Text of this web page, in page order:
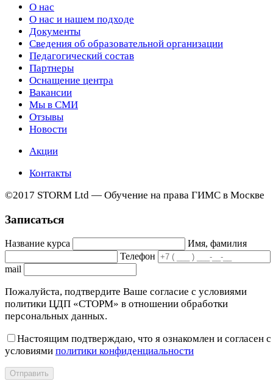
О нас
О нас и нашем подходе
Документы
Сведения об образовательной организации
Педагогический состав
Партнеры
Оснащение центра
Вакансии
Мы в СМИ
Отзывы
Новости
Акции
Контакты
©2017 STORM Ltd — Обучение на права ГИМС в Москве
Записаться
Название курса
Имя, фамилия
Телефон
mail
Пожалуйста, подтвердите Ваше согласие с условиями
политики ЦДП «СТОРМ» в отношении обработки
персональных данных.
Настоящим подтверждаю, что я ознакомлен и согласен с
условиями политики конфиденциальности
Отправить